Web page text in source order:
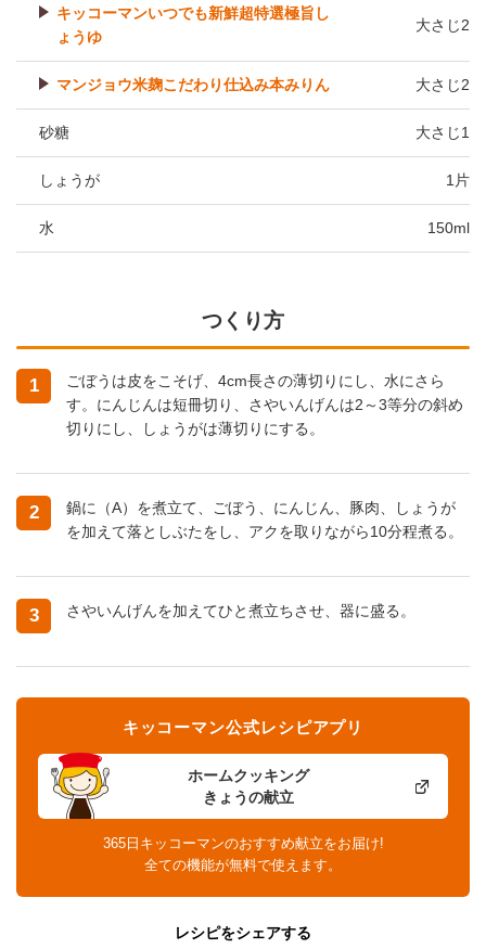
キッコーマンいつでも新鮮超特選極旨し
ょうゆ
大さじ2
マンジョウ米麹こだわり仕込み本みりん 大さじ2
砂糖 大さじ1
しょうが 1片
水 150ml
つくり方
1
ごぼうは皮をこそげ、4cm長さの薄切りにし、水にさら
す。にんじんは短冊切り、さやいんげんは2～3等分の斜め
切りにし、しょうがは薄切りにする。
2
鍋に（A）を煮立て、ごぼう、にんじん、豚肉、しょうが
を加えて落としぶたをし、アクを取りながら10分程煮る。
3 さやいんげんを加えてひと煮立ちさせ、器に盛る。
ホームクッキング
きょうの献立
キッコーマン公式レシピアプリ
365日キッコーマンのおすすめ献立をお届け!
全ての機能が無料で使えます。
レシピをシェアする